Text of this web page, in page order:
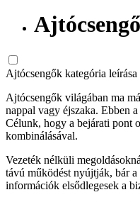
Ajtócsengők kategória leírása
Ajtócsengők világában ma
nappal vagy éjszaka. Ebben
Célunk, hogy a bejárati pont
kombinálásával.
Vezeték nélküli
távú működést nyújtják, bár a
információk elsődlegesek a